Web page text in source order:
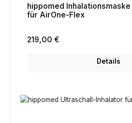
hippomed
für AirOne-Flex
Regulärer Preis:
219,00 €
Details